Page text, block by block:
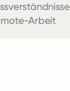
Arbeit